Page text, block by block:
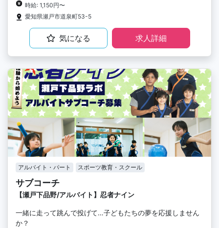
時給: 1,150円〜
愛知県瀬戸市道泉町53-5
気になる 求人詳細
アルバイト・パート スポーツ教育・スクール
サブコーチ
【瀬戸下品野/アルバイト】忍者ナイン
一緒に走って跳んで投げて…子どもたちの夢を応援しません
か？